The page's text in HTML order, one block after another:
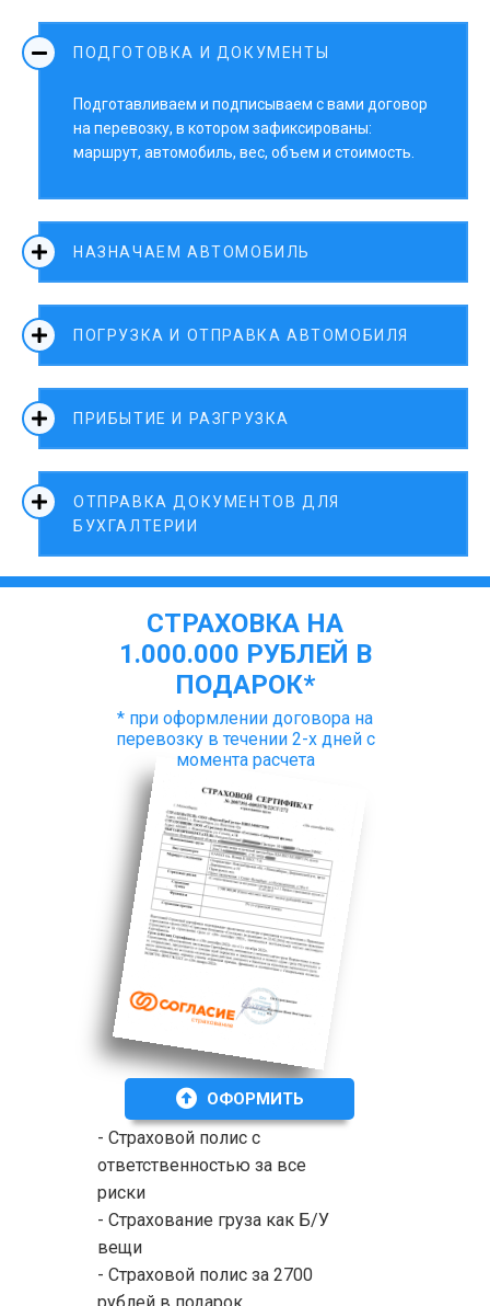
ПОДГОТОВКА И ДОКУМЕНТЫ
Подготавливаем и подписываем с вами договор
на перевозку, в котором зафиксированы:
маршрут, автомобиль, вес, объем и стоимость.
НАЗНАЧАЕМ АВТОМОБИЛЬ
ПОГРУЗКА И ОТПРАВКА АВТОМОБИЛЯ
ПРИБЫТИЕ И РАЗГРУЗКА
ОТПРАВКА ДОКУМЕНТОВ ДЛЯ
БУХГАЛТЕРИИ
СТРАХОВКА НА
1.000.000 РУБЛЕЙ В
ПОДАРОК*
* при оформлении договора на
перевозку в течении 2-х дней с
момента расчета
- Страховой полис с
ответственностью за все
риски
- Страхование груза как Б/У
вещи
- Страховой полис за 2700
ОФОРМИТЬ